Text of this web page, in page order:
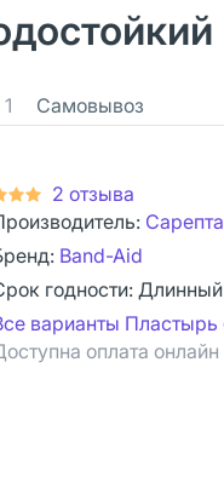
1 Самовывоз
2 отзыва
Band-Aid
годности:
варианты
оплата онлайн